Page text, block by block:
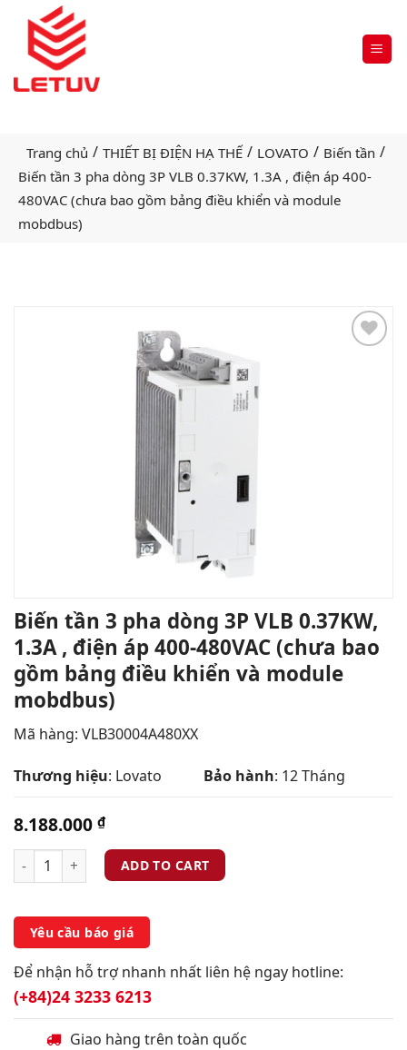
Trang chủ / THIẾT BỊ ĐIỆN HẠ THẾ / LOVATO / Biến tần /
Biến tần 3 pha dòng 3P VLB 0.37KW, 1.3A , điện áp 400-
480VAC (chưa bao gồm bảng điều khiển và module
mobdbus)
Biến tần 3 pha dòng 3P VLB 0.37KW,
1.3A , điện áp 400-480VAC (chưa bao
gồm bảng điều khiển và module
mobdbus)
Mã hàng: VLB30004A480XX
Thương hiệu: Lovato Bảo hành: 12 Tháng
8.188.000 ₫
ADD TO CART
Yêu cầu báo giá
Để nhận hỗ trợ nhanh nhất liên hệ ngay hotline:
(+84)24 3233 6213
Giao hàng trên toàn quốc